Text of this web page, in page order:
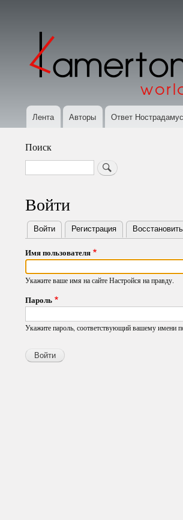
учётной
записи
пользователя
Основная
Лента Авторы Ответ
Поиск
Search
Войти
Primary
tabs
Войти (активная вкладка)
Регистрация
Имя пользователя
Укажите ваше имя на сайте Настройся на правду.
Пароль
Укажите пароль, соответствующий вашему имени